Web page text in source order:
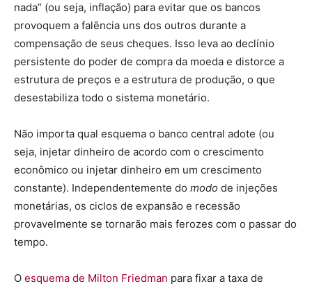
nada” (ou seja, inflação) para evitar que os bancos
provoquem a falência uns dos outros durante a
compensação de seus cheques. Isso leva ao declínio
persistente do poder de compra da moeda e distorce a
estrutura de preços e a estrutura de produção, o que
desestabiliza todo o sistema monetário.
Não importa qual esquema o banco central adote (ou
seja, injetar dinheiro de acordo com o crescimento
econômico ou injetar dinheiro em um crescimento
constante). Independentemente do modo de injeções
monetárias, os ciclos de expansão e recessão
provavelmente se tornarão mais ferozes com o passar do
tempo.
O esquema de Milton Friedman para fixar a taxa de